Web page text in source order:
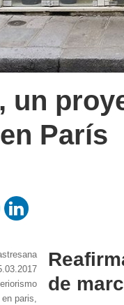
un
París
de
author/
paris,